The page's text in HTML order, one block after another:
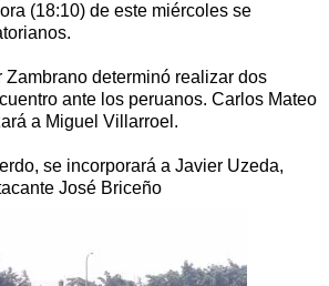
(18:10) de este miércoles se
Zambrano determinó realizar dos
ante los peruanos. Carlos Mateo
a Miguel Villarroel.
se incorporará a Javier Uzeda,
José Briceño